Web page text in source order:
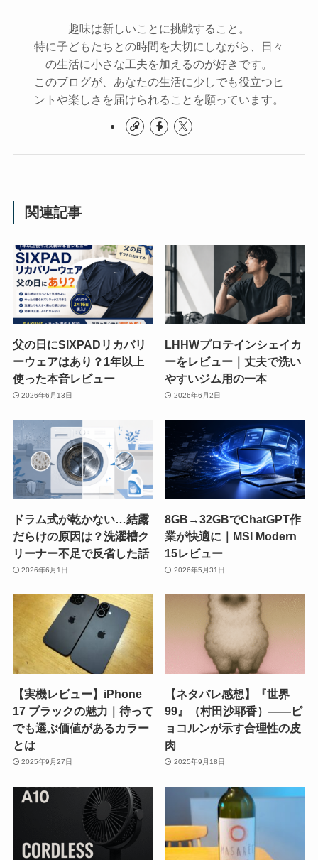
趣味は新しいことに挑戦すること。
特に子どもたちとの時間を大切にしながら、日々
の生活に小さな工夫を加えるのが好きです。
このブログが、あなたの生活に少しでも役立つヒ
ントや楽しさを届けられることを願っています。
関連記事
父の日にSIXPADリカバリ
ーウェアはあり？1年以上
使った本音レビュー
2026年6月13日
LHHWプロテインシェイカ
ーをレビュー｜丈夫で洗い
やすいジム用の一本
2026年6月2日
ドラム式が乾かない…結露
だらけの原因は？洗濯槽ク
リーナー不足で反省した話
2026年6月1日
8GB→32GBでChatGPT作
業が快適に｜MSI Modern
15レビュー
2026年5月31日
【実機レビュー】iPhone
17 ブラックの魅力｜待って
でも選ぶ価値があるカラー
とは
2025年9月27日
【ネタバレ感想】『世界
99』（村田沙耶香）――ピ
ョコルンが示す合理性の皮
肉
2025年9月18日